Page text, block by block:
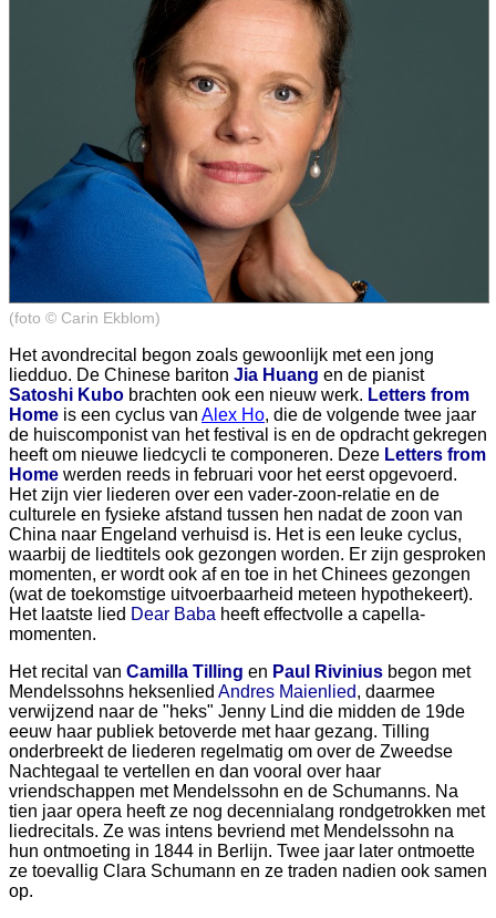
(foto © Carin Ekblom)
Het avondrecital begon zoals gewoonlijk met een jong
liedduo. De Chinese bariton Jia Huang en de pianist
Satoshi Kubo brachten ook een nieuw werk. Letters from
Home is een cyclus van Alex Ho, die de volgende twee jaar
de huiscomponist van het festival is en de opdracht gekregen
heeft om nieuwe liedcycli te componeren. Deze Letters from
Home werden reeds in februari voor het eerst opgevoerd.
Het zijn vier liederen over een vader-zoon-relatie en de
culturele en fysieke afstand tussen hen nadat de zoon van
China naar Engeland verhuisd is. Het is een leuke cyclus,
waarbij de liedtitels ook gezongen worden. Er zijn gesproken
momenten, er wordt ook af en toe in het Chinees gezongen
(wat de toekomstige uitvoerbaarheid meteen hypothekeert).
Het laatste lied Dear Baba heeft effectvolle a capella-
momenten.
Het recital van Camilla Tilling en Paul Rivinius begon met
Mendelssohns heksenlied Andres Maienlied, daarmee
verwijzend naar de "heks" Jenny Lind die midden de 19de
eeuw haar publiek betoverde met haar gezang. Tilling
onderbreekt de liederen regelmatig om over de Zweedse
Nachtegaal te vertellen en dan vooral over haar
vriendschappen met Mendelssohn en de Schumanns. Na
tien jaar opera heeft ze nog decennialang rondgetrokken met
liedrecitals. Ze was intens bevriend met Mendelssohn na
hun ontmoeting in 1844 in Berlijn. Twee jaar later ontmoette
ze toevallig Clara Schumann en ze traden nadien ook samen
op.